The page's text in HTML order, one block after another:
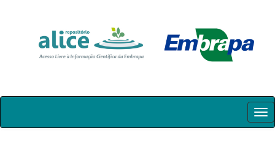
Skip